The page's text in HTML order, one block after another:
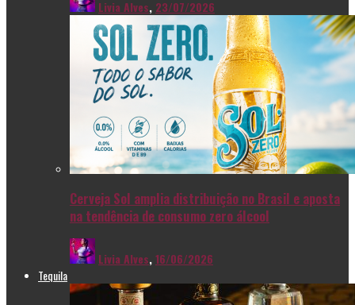
Livia Alves, 23/07/2026
Cerveja Sol amplia distribuição no Brasil e aposta
na tendência de consumo zero álcool
Livia Alves,16/06/2026
Tequila